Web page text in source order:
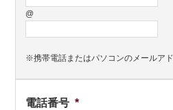
@
※携帯電話またはパソコンのメールア
電話番号 *